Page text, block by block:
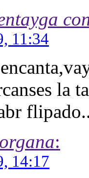
11:34
la
:
14:17